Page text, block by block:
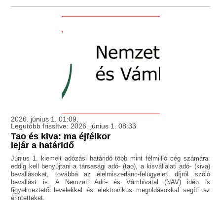
2026. június 1. 01:09,
Legutóbb frissítve: 2026. június 1. 08:33
Tao és kiva: ma éjfélkor
lejár a határidő
Június 1. kiemelt adózási határidő több mint félmillió cég számára:
eddig kell benyújtani a társasági adó- (tao), a kisvállalati adó- (kiva)
bevallásokat, továbbá az élelmiszerlánc-felügyeleti díjról szóló
bevallást is. A Nemzeti Adó- és Vámhivatal (NAV) idén is
figyelmeztető levelekkel és elektronikus megoldásokkal segíti az
érintetteket.